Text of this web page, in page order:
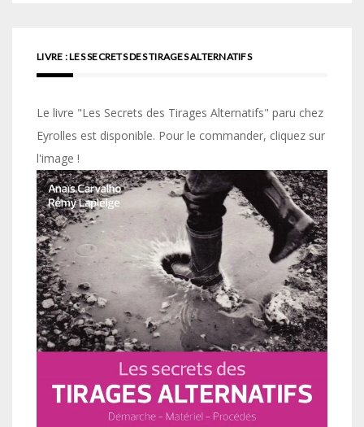
LIVRE : LES SECRETS DES TIRAGES ALTERNATIFS
Le livre "Les Secrets des Tirages Alternatifs" paru chez
Eyrolles est disponible. Pour le commander, cliquez sur
l'image !